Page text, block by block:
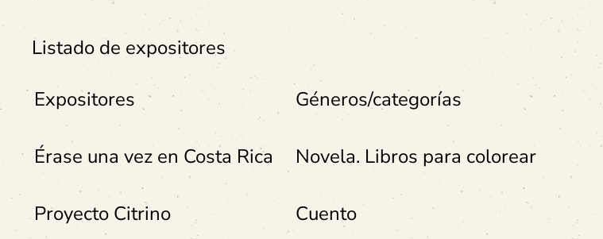
Listado de expositores
Expositores Géneros/categorías
Érase una vez en Costa Rica Novela. Libros para colorear
Proyecto Citrino Cuento